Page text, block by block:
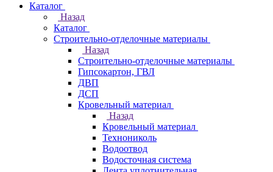
Каталог
Назад
Каталог
Строительно-отделочные материалы
Назад
Строительно-отделочные материалы
Гипсокартон, ГВЛ
ДВП
ДСП
Кровельный материал
Назад
Кровельный материал
Технониколь
Водоотвод
Водосточная система